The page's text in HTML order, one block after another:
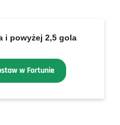
i powyżej 2,5 gola
w Fortunie